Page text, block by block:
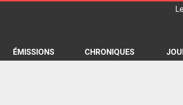
ÉMISSIONS CHRONIQUES